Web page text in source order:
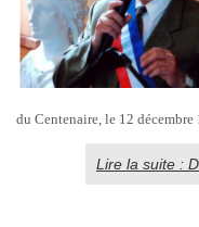
du Centenaire, le 12 décembre
Lire la suite :